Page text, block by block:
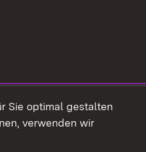
Sie optimal gestalten
verwenden wir